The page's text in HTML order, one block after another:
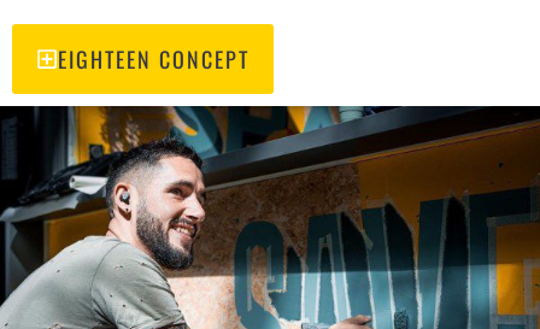
EIGHTEEN CONCEPT